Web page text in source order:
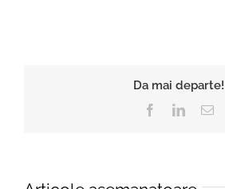
Da mai departe!
FacebookLinkedIn
E-